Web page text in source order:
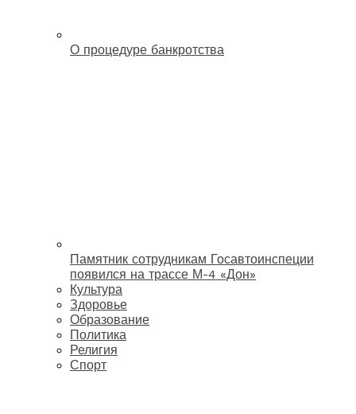
О процедуре банкротства
Памятник сотрудникам Госавтоинспеции
появился на трассе М-4 «Дон»
Культура
Здоровье
Образование
Политика
Религия
Спорт